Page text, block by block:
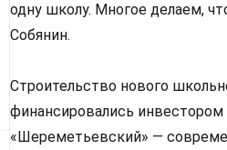
одну школу. Многое делаем,
Собянин.
Строительство нового
финансировались
«Шереметьевский» —